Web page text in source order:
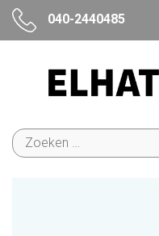
040-2440485
Zoeken
naar: